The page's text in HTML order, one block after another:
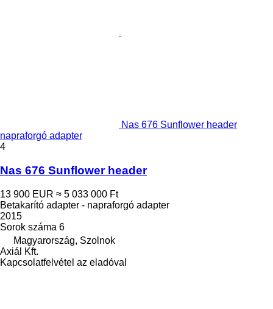
Nas 676 Sunflower header
napraforgó adapter
4
Nas 676 Sunflower header
13 900 EUR ≈ 5 033 000 Ft
Betakarító adapter - napraforgó adapter
2015
Sorok száma 6
Magyarország, Szolnok
Axiál Kft.
Kapcsolatfelvétel az eladóval